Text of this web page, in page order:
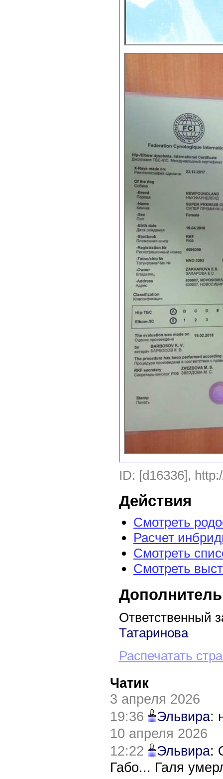
ID: [d16336],
Действия
Смотреть
Расчет
Смотреть
Смотреть
Ответственный
Татаринова
Распечатать
Чатик
3 апреля 2026
19:36
Эльвира:
10 апреля 2026
12:22
Эльвира:
Габо... Галя